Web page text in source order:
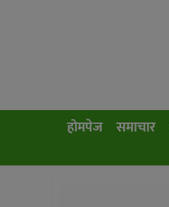
होमपेज समाचार